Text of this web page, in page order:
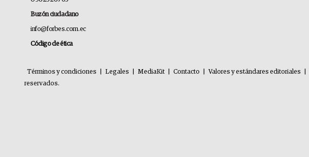
Buzón ciudadano
info@forbes.com.ec
Código de ética
Términos y condiciones Legales MediaKit Contacto Valores y estándares editoriales
reservados.